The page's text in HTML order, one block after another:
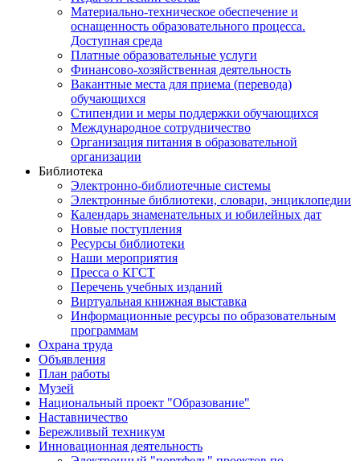
Материально-техническое обеспечение и
оснащенность образовательного процесса.
Доступная среда
Платные образовательные услуги
Финансово-хозяйственная деятельность
Вакантные места для приема (перевода)
обучающихся
Стипендии и меры поддержки обучающихся
Международное сотрудничество
Организация питания в образовательной
организации
Библиотека
Электронно-библиотечные системы
Электронные библиотеки, словари, энциклопедии
Календарь знаменательных и юбилейных дат
Новые поступления
Ресурсы библиотеки
Наши мероприятия
Пресса о КГСТ
Перечень учебных изданий
Виртуальная книжная выставка
Информационные ресурсы по образовательным
программам
Охрана труда
Объявления
План работы
Музей
Национальный проект "Образование"
Наставничество
Бережливый техникум
Инновационная деятельность